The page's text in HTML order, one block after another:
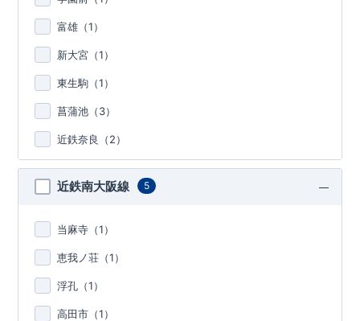
富雄（1）
新大宮（1）
東生駒（1）
菖蒲池（3）
近鉄奈良（2）
近鉄南大阪線 5
当麻寺（1）
恵我ノ荘（1）
浮孔（1）
高田市（1）